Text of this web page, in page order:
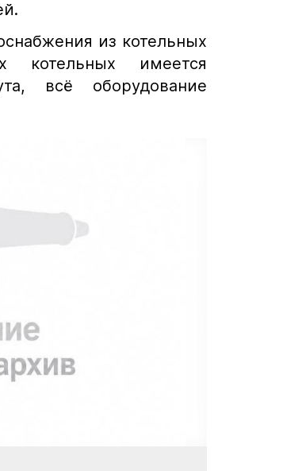
из котельных
котельных имеется
всё оборудование